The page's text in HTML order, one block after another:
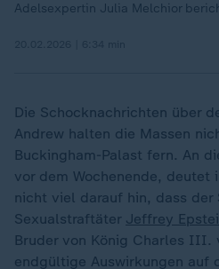
Adelsexpertin Julia Melchior
Die Schocknachrichten über
Andrew halten die Massen
Buckingham-Palast fern. An
vor dem Wochenende, deutet
nicht viel darauf hin, dass der
Sexualstraftäter Jeffrey
Bruder von König Charles III.
endgültige Auswirkungen auf